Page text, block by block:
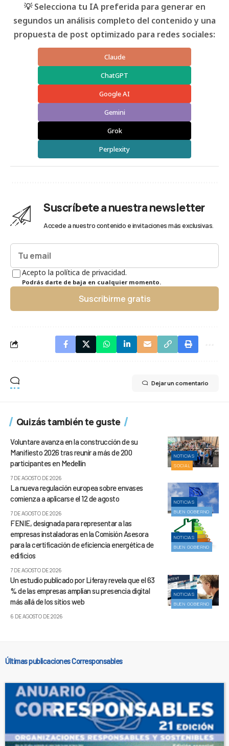
💡 Selecciona tu IA preferida para generar en
segundos un análisis completo del contenido y una
propuesta de post optimizado para redes sociales:
Claude
ChatGPT
Google AI
Gemini
Grok
Perplexity
Suscríbete a nuestra newsletter
Accede a nuestro contenido e invitaciones más exclusivas.
Acepto la política de privacidad.
Podrás darte de baja en cualquier momento.
Suscribirme gratis
Dejar un comentario
Quizás también te guste
NOTICIAS
SOCIAL
Voluntare avanza en la construcción de su
Manifiesto 2026 tras reunir a más de 200
participantes en Medellín
7 DE AGOSTO DE 2026
NOTICIAS
BUEN GOBIERNO
La nueva regulación europea sobre envases
comienza a aplicarse el 12 de agosto
7 DE AGOSTO DE 2026
NOTICIAS
BUEN GOBIERNO
FENIE, designada para representar a las
empresas instaladoras en la Comisión Asesora
para la certificación de eficiencia energética de
edificios
7 DE AGOSTO DE 2026
NOTICIAS
BUEN GOBIERNO
Un estudio publicado por Liferay revela que el 63
% de las empresas amplían su presencia digital
más allá de los sitios web
6 DE AGOSTO DE 2026
Últimas publicaciones Corresponsables